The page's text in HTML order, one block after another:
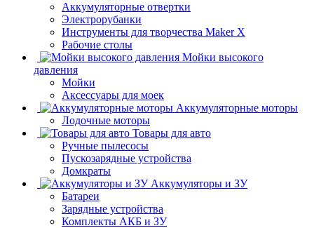
Аккумуляторные отвертки
Электрорубанки
Инструменты для творчества Maker X
Рабочие столы
Мойки высокого
давления
Мойки
Аксессуары для моек
Аккумуляторные моторы
Лодочные моторы
Товары для авто
Ручные пылесосы
Пускозарядные устройства
Домкраты
Аккумуляторы и ЗУ
Батареи
Зарядные устройства
Комплекты АКБ и ЗУ